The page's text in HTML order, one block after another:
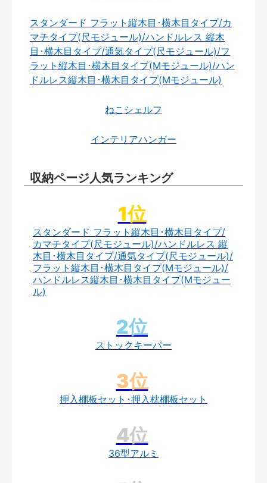
スタンダード フラット縦木目･横木目タイプ/カ
マチタイプ(尺モジュール)/ハンドルレス 縦木
目･横木目タイプ/通気タイプ(尺モジュール)/フ
ラット縦木目･横木目タイプ(Mモジュール)/ハン
ドルレス縦木目･横木目タイプ(Mモジュール)
ねこシェルフ
インテリアハンガー
収納ページ人気ランキング
スタンダード フラット縦木目･横木目タイプ/
カマチタイプ(尺モジュール)/ハンドルレス 縦
木目･横木目タイプ/通気タイプ(尺モジュール)/
フラット縦木目･横木目タイプ(Mモジュール)/
ハンドルレス縦木目･横木目タイプ(Mモジュー
ル)
ストックキーパー
押入棚板セット･押入枕棚板セット
36型アルミ